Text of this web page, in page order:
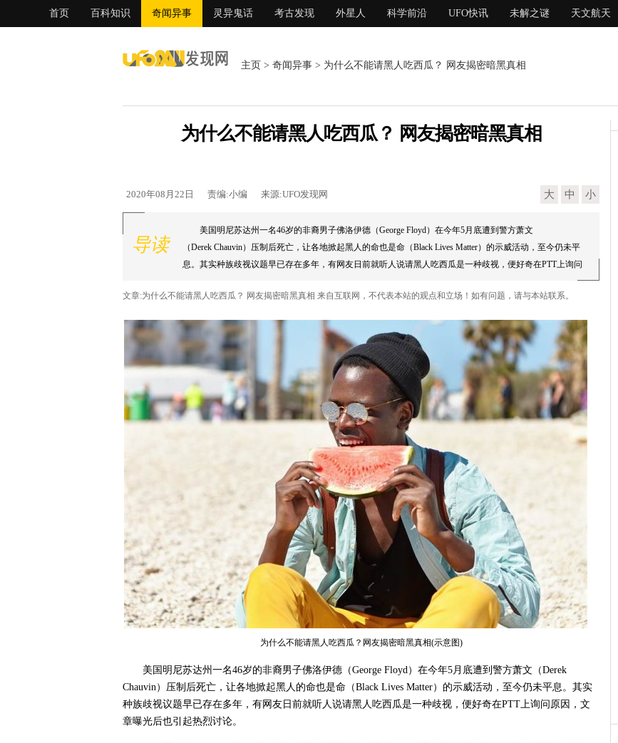
首页 百科知识 奇闻异事 灵异鬼话 考古发现 外星人 科学前沿 UFO快讯 未解之谜 天文航天
主页 > 奇闻异事 > 为什么不能请黑人吃西瓜？ 网友揭密暗黑真相
为什么不能请黑人吃西瓜？ 网友揭密暗黑真相
2020年08月22日 责编:小编 来源:UFO发现网 大 中 小
导读
美国明尼苏达州一名46岁的非裔男子佛洛伊德（George Floyd）在今年5月底遭到警方萧文
（Derek Chauvin）压制后死亡，让各地掀起黑人的命也是命（Black Lives Matter）的示威活动，至今仍未平
息。其实种族歧视议题早已存在多年，有网友日前就听人说请黑人吃西瓜是一种歧视，便好奇在PTT上询问
文章:为什么不能请黑人吃西瓜？ 网友揭密暗黑真相 来自互联网，不代表本站的观点和立场！如有问题，请与本站联系。
为什么不能请黑人吃西瓜？网友揭密暗黑真相(示意图)
美国明尼苏达州一名46岁的非裔男子佛洛伊德（George Floyd）在今年5月底遭到警方萧文（Derek
Chauvin）压制后死亡，让各地掀起黑人的命也是命（Black Lives Matter）的示威活动，至今仍未平息。其实
种族歧视议题早已存在多年，有网友日前就听人说请黑人吃西瓜是一种歧视，便好奇在PTT上询问原因，文
章曝光后也引起热烈讨论。